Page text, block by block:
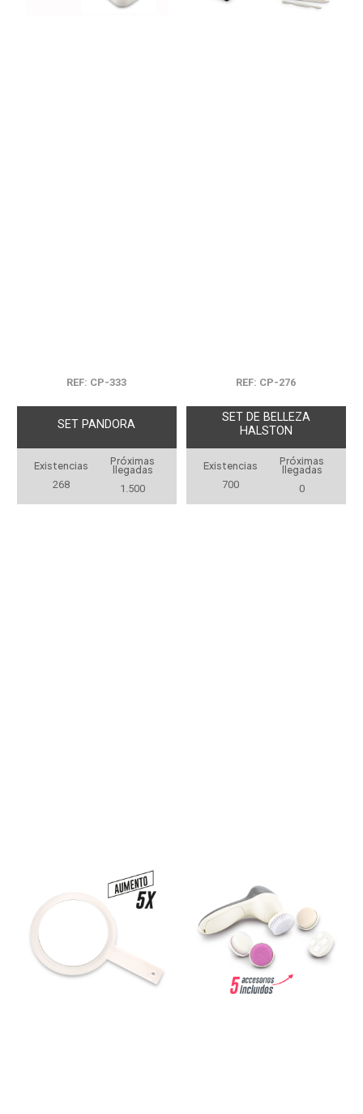
REF: CP-333
SET PANDORA
Existencias
268
Próximas
llegadas
1.500
REF: CP-276
SET DE BELLEZA
HALSTON
Existencias
700
Próximas
llegadas
0